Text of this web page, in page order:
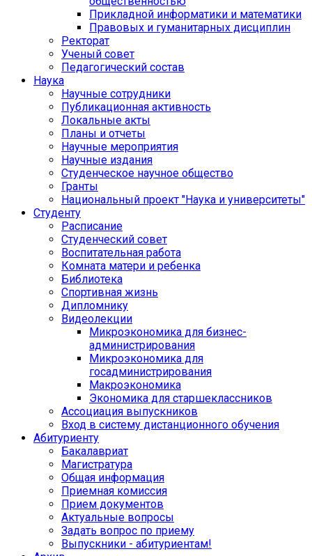
Прикладной информатики и математики
Правовых и гуманитарных дисциплин
Ректорат
Ученый совет
Педагогический состав
Наука
Научные сотрудники
Публикационная активность
Локальные акты
Планы и отчеты
Научные мероприятия
Научные издания
Студенческое научное общество
Гранты
Национальный проект "Наука и университеты"
Студенту
Расписание
Студенческий совет
Воспитательная работа
Комната матери и ребенка
Библиотека
Спортивная жизнь
Дипломнику
Видеолекции
Микроэкономика для бизнес-
администрирования
Микроэкономика для
госадминистрирования
Макроэкономика
Экономика для старшеклассников
Ассоциация выпускников
Вход в систему дистанционного обучения
Абитуриенту
Бакалавриат
Магистратура
Общая информация
Приемная комиссия
Прием документов
Актуальные вопросы
Задать вопрос по приему
Выпускники - абитуриентам!